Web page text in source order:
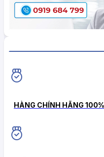
HÀNG CHÍNH HÃNG 100%